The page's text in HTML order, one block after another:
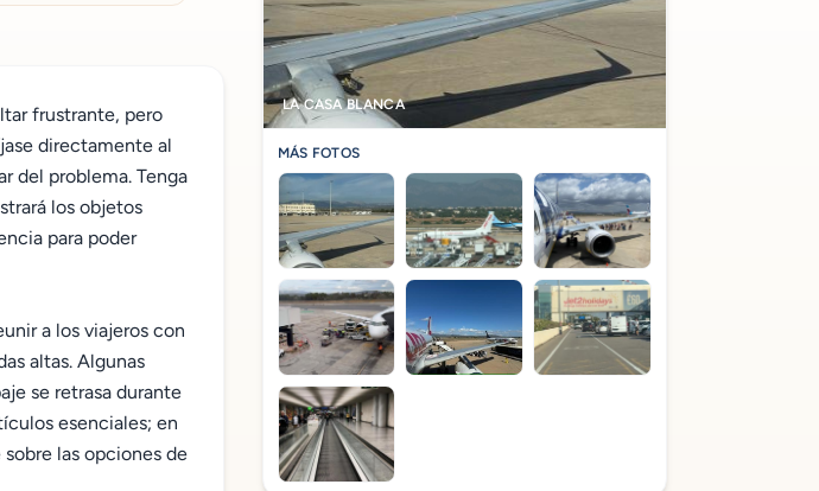
frustrante, pero
directamente al
del problema. Tenga
los objetos
para poder
a los viajeros con
altas. Algunas
se retrasa durante
esenciales; en
las opciones de
LA CASA BLANCA
MÁS FOTOS